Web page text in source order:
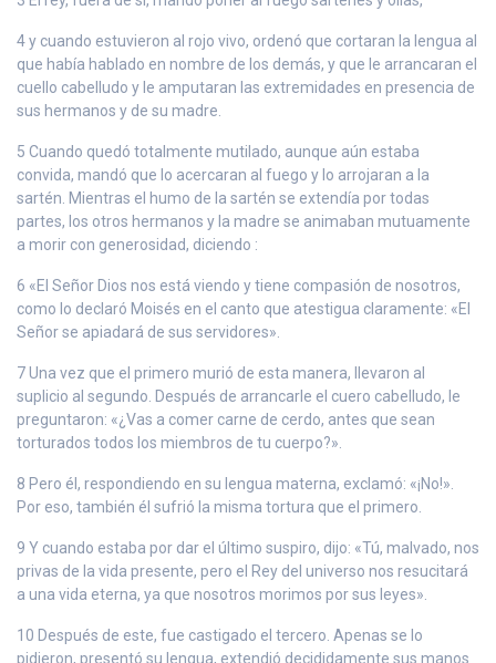
4 y cuando estuvieron al rojo vivo, ordenó que cortaran la lengua al
que había hablado en nombre de los demás, y que le arrancaran el
cuello cabelludo y le amputaran las extremidades en presencia de
sus hermanos y de su madre.
5 Cuando quedó totalmente mutilado, aunque aún estaba
convida, mandó que lo acercaran al fuego y lo arrojaran a la
sartén. Mientras el humo de la sartén se extendía por todas
partes, los otros hermanos y la madre se animaban mutuamente
a morir con generosidad, diciendo :
6 «El Señor Dios nos está viendo y tiene compasión de nosotros,
como lo declaró Moisés en el canto que atestigua claramente: «El
Señor se apiadará de sus servidores».
7 Una vez que el primero murió de esta manera, llevaron al
suplicio al segundo. Después de arrancarle el cuero cabelludo, le
preguntaron: «¿Vas a comer carne de cerdo, antes que sean
torturados todos los miembros de tu cuerpo?».
8 Pero él, respondiendo en su lengua materna, exclamó: «¡No!».
Por eso, también él sufrió la misma tortura que el primero.
9 Y cuando estaba por dar el último suspiro, dijo: «Tú, malvado, nos
privas de la vida presente, pero el Rey del universo nos resucitará
a una vida eterna, ya que nosotros morimos por sus leyes».
10 Después de este, fue castigado el tercero. Apenas se lo
pidieron, presentó su lengua, extendió decididamente sus manos